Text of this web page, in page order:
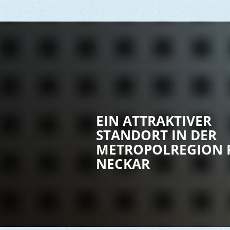
EIN ATTRAKTIVER
STANDORT IN DER
METROPOLREGION
NECKAR